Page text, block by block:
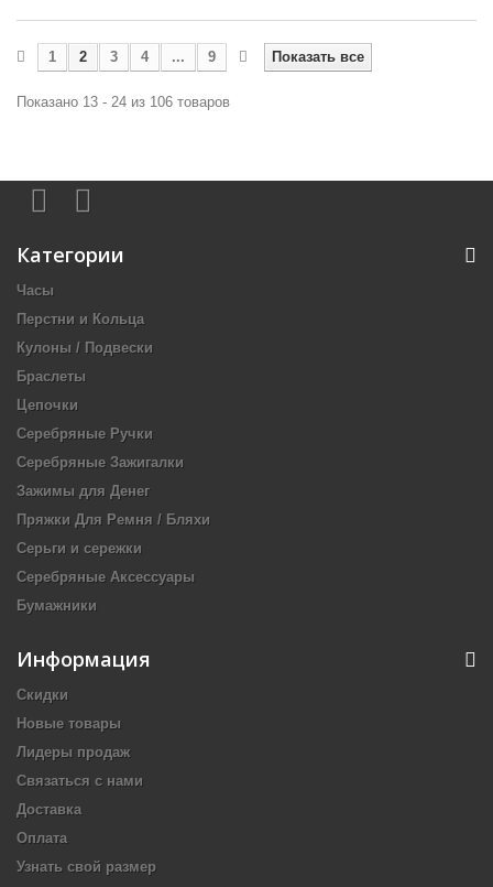
Показать все
1 2 3 4 ... 9
Показано 13 - 24 из 106 товаров
Категории
Часы
Перстни и Кольца
Кулоны / Подвески
Браслеты
Цепочки
Серебряные Ручки
Серебряные Зажигалки
Зажимы для Денег
Пряжки Для Ремня / Бляхи
Серьги и сережки
Серебряные Аксессуары
Бумажники
Информация
Скидки
Новые товары
Лидеры продаж
Связаться с нами
Доставка
Оплата
Узнать свой размер